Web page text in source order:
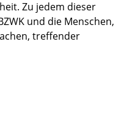
Zu jedem dieser
und die Menschen,
treffender